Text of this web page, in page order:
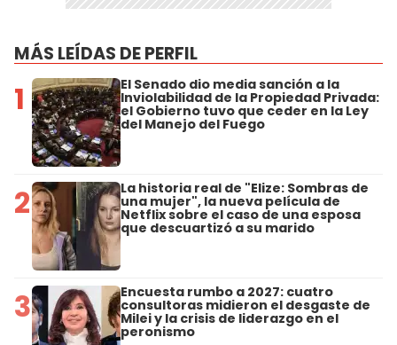
MÁS LEÍDAS DE PERFIL
1 El Senado dio media sanción a la
Inviolabilidad de la Propiedad Privada:
el Gobierno tuvo que ceder en la Ley
del Manejo del Fuego
2 La historia real de "Elize: Sombras de
una mujer", la nueva película de
Netflix sobre el caso de una esposa
que descuartizó a su marido
3 Encuesta rumbo a 2027: cuatro
consultoras midieron el desgaste de
Milei y la crisis de liderazgo en el
peronismo